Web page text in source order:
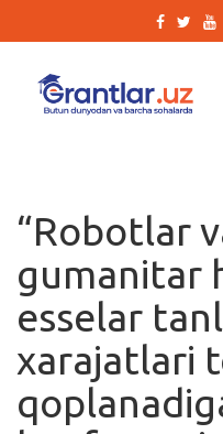
Ishlar
Kurslar
Blog
Yana
“Robotlar
gumanitar
esselar
xarajatlari